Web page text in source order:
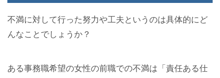
不満に対して行った努力や工夫というのは具体的にど
んなことでしょうか？
ある事務職希望の女性の前職での不満は「責任ある仕